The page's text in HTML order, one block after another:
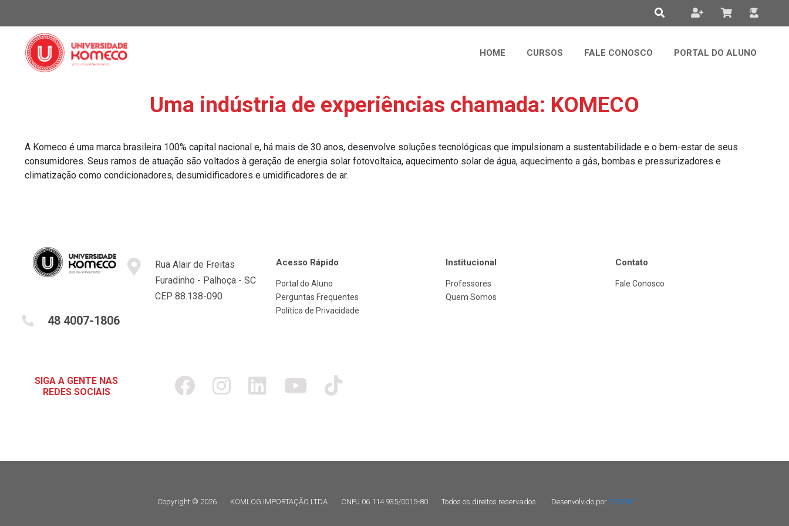
HOME CURSOS FALE CONOSCO PORTAL DO ALUNO
Uma indústria de experiências chamada: KOMECO
A Komeco é uma marca brasileira 100% capital nacional e, há mais de 30 anos, desenvolve soluções tecnológicas que impulsionam a sustentabilidade e o bem-estar de seus
consumidores. Seus ramos de atuação são voltados à geração de energia solar fotovoltaica, aquecimento solar de água, aquecimento a gás, bombas e pressurizadores e
climatização como condicionadores, desumidificadores e umidificadores de ar.
Rua Alair de Freitas
Furadinho - Palhoça - SC
CEP 88.138-090
48 4007-1806
Acesso Rápido
Portal do Aluno
Perguntas Frequentes
Política de Privacidade
Institucional
Professores
Quem Somos
Contato
Fale Conosco
SIGA A GENTE NAS
REDES SOCIAIS
Copyright © 2026 . KOMLOG IMPORTAÇÃO LTDA . CNPJ 06.114.935/0015-80 . Todos os direitos reservados . Desenvolvido por TUTOR